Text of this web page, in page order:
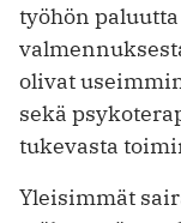
työhön
olivat
sekä
tukevasta
Yleisimmät